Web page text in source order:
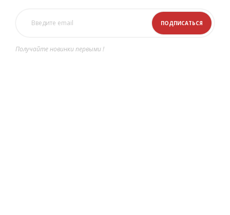
Получайте новинки первыми !